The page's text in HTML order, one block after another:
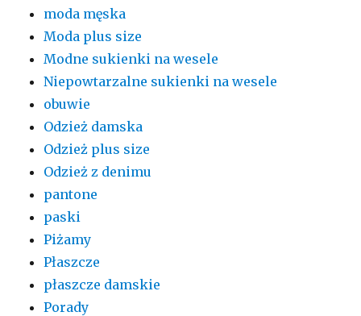
moda męska
Moda plus size
Modne sukienki na wesele
Niepowtarzalne sukienki na wesele
obuwie
Odzież damska
Odzież plus size
Odzież z denimu
pantone
paski
Piżamy
Płaszcze
płaszcze damskie
Porady